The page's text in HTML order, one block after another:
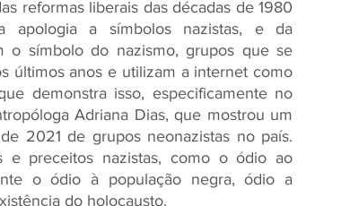
reformas liberais das décadas de 1980
apologia a símbolos nazistas, e da
o símbolo do nazismo, grupos que se
últimos anos e utilizam a internet como
demonstra isso, especificamente no
Adriana Dias, que mostrou um
2021 de grupos neonazistas no país.
e preceitos nazistas, como o ódio ao
o ódio à população negra, ódio a
do holocausto.